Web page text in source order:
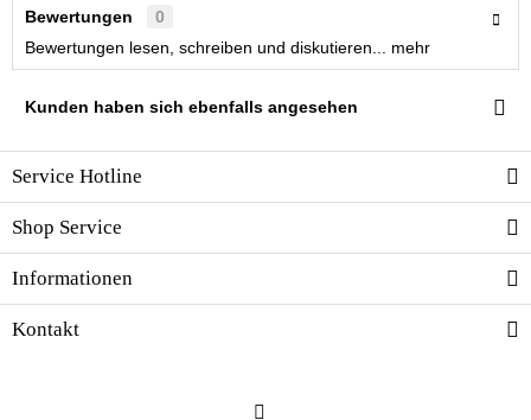
Bewertungen
0
Bewertungen lesen, schreiben und diskutieren...
mehr
Kunden haben sich ebenfalls angesehen
Service Hotline
Shop Service
Informationen
Kontakt